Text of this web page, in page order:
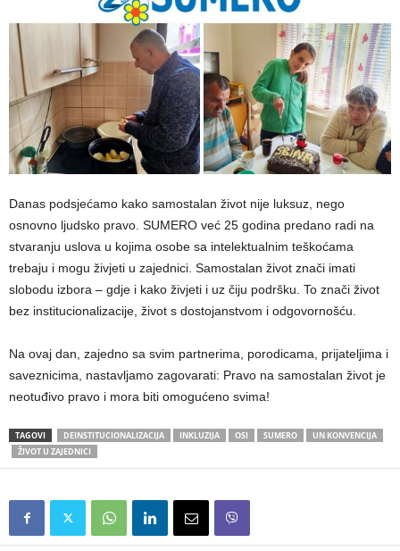
Danas podsjećamo kako samostalan život nije luksuz, nego
osnovno ljudsko pravo. SUMERO već 25 godina predano radi na
stvaranju uslova u kojima osobe sa intelektualnim teškoćama
trebaju i mogu živjeti u zajednici. Samostalan život znači imati
slobodu izbora – gdje i kako živjeti i uz čiju podršku. To znači život
bez institucionalizacije, život s dostojanstvom i odgovornošću.
Na ovaj dan, zajedno sa svim partnerima, porodicama, prijateljima i
saveznicima, nastavljamo zagovarati: Pravo na samostalan život je
neotuđivo pravo i mora biti omogućeno svima!
TAGOVI DEINSTITUCIONALIZACIJA INKLUZIJA OSI SUMERO
UN KONVENCIJA
ŽIVOT U ZAJEDNICI